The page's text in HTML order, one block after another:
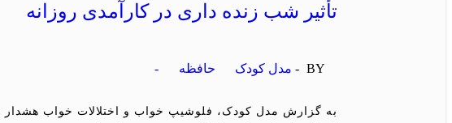
تأثیر شب زنده داری در کارآمدی روزانه
BY - مدل کودک حافظه -
به گزارش مدل کودک، فلوشیپ خواب و اختلالات خواب